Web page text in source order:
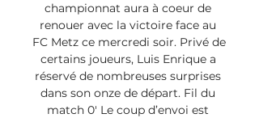
championnat aura à coeur de
renouer avec la victoire face au
FC Metz ce mercredi soir. Privé de
certains joueurs, Luis Enrique a
réservé de nombreuses surprises
dans son onze de départ. Fil du
match 0′ Le coup d’envoi est